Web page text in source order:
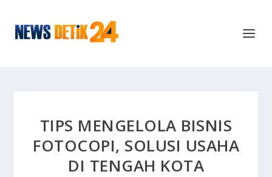
TIPS MENGELOLA BISNIS
FOTOCOPI, SOLUSI USAHA
DI TENGAH KOTA